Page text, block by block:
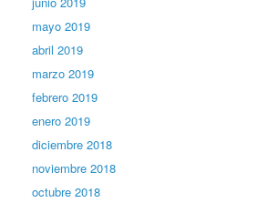
mayo 2019
abril 2019
marzo 2019
febrero 2019
enero 2019
diciembre 2018
noviembre 2018
octubre 2018